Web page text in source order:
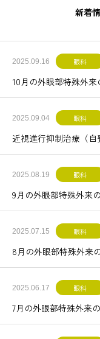
新着
2025.09.16 眼科
10月の外眼部特殊外来
2025.09.04 眼科
近視進行抑制治療（
2025.08.19 眼科
9月の外眼部特殊外来
2025.07.15 眼科
8月の外眼部特殊外来
2025.06.17 眼科
7月の外眼部特殊外来